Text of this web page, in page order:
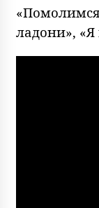
ладони»,